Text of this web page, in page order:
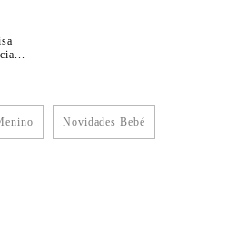
Novidades Bebé